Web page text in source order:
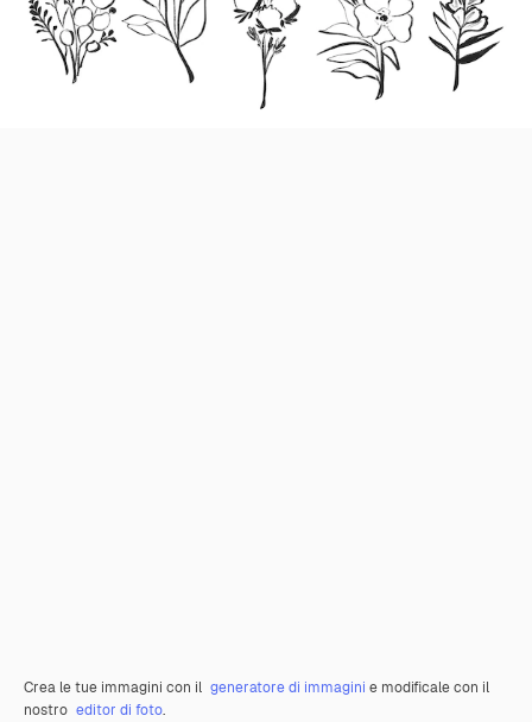
Crea le tue immagini con il generatore di immagini e modificale con il
nostro editor di foto.